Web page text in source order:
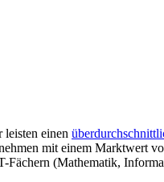
leisten einen
mit einem Marktwert
(Mathematik,